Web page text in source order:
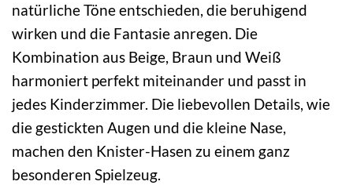
natürliche Töne entschieden, die beruhigend
wirken und die Fantasie anregen. Die
Kombination aus Beige, Braun und Weiß
harmoniert perfekt miteinander und passt in
jedes Kinderzimmer. Die liebevollen Details, wie
die gestickten Augen und die kleine Nase,
machen den Knister-Hasen zu einem ganz
besonderen Spielzeug.